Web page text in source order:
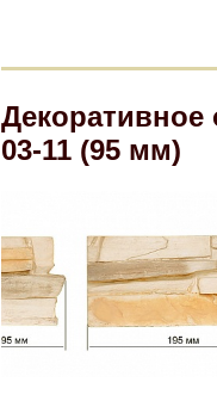
Декоративное
03-11 (95 мм)